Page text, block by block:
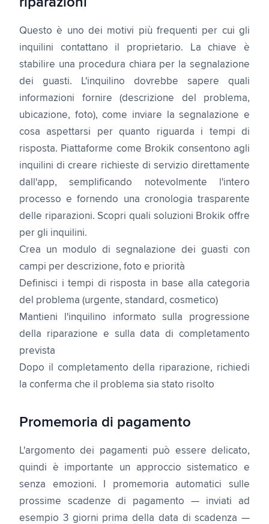
Questo è uno dei motivi più frequenti per cui gli
inquilini contattano il proprietario. La chiave è
stabilire una procedura chiara per la segnalazione
dei guasti. L'inquilino dovrebbe sapere quali
informazioni fornire (descrizione del problema,
ubicazione, foto), come inviare la segnalazione e
cosa aspettarsi per quanto riguarda i tempi di
risposta. Piattaforme come Brokik consentono agli
inquilini di creare richieste di servizio direttamente
dall'app, semplificando notevolmente l'intero
processo e fornendo una cronologia trasparente
delle riparazioni. Scopri quali soluzioni Brokik offre
per gli inquilini.
Crea un modulo di segnalazione dei guasti con
campi per descrizione, foto e priorità
Definisci i tempi di risposta in base alla categoria
del problema (urgente, standard, cosmetico)
Mantieni l'inquilino informato sulla progressione
della riparazione e sulla data di completamento
prevista
Dopo il completamento della riparazione, richiedi
la conferma che il problema sia stato risolto
Promemoria di pagamento
L'argomento dei pagamenti può essere delicato,
quindi è importante un approccio sistematico e
senza emozioni. I promemoria automatici sulle
prossime scadenze di pagamento — inviati ad
esempio 3 giorni prima della data di scadenza —